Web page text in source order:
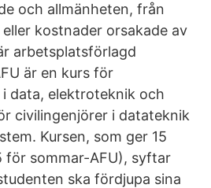
och allmänheten, från
kostnader orsakade av
arbetsplatsförlagd
är en kurs för
data, elektroteknik och
civilingenjörer i datateknik
Kursen, som ger 15
för sommar-AFU), syftar
ska fördjupa sina